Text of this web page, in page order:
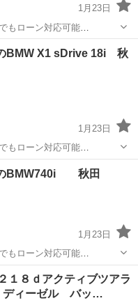
1月23日
営業の方 ２、パ
自己破産等をされた方やロ
BMW X1 sDrive 18i 秋
1月23日
の方 ２、パートを
己破産等をされた方やロ
のBMW740i 秋田
1月23日
営業の方 ２、パ
自己破産等をされた方やロ
１８ｄアクティブツアラ
ィーゼル バッ…